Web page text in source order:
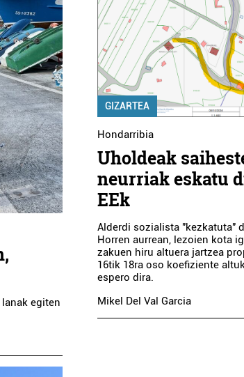
egiten
GIZARTEA
Hondarribia
Uholdeak
neurriak eskatu
EEk
Alderdi sozialista "kezkatuta"
Horren aurrean, lezoien kota
zakuen hiru altuera jartzea
16tik 18ra oso koefiziente
espero dira.
Mikel Del Val Garcia